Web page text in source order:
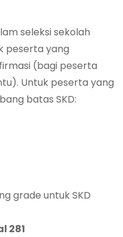
seleksi sekolah
peserta yang
(bagi peserta
Untuk peserta yang
batas SKD:
grade untuk SKD
281